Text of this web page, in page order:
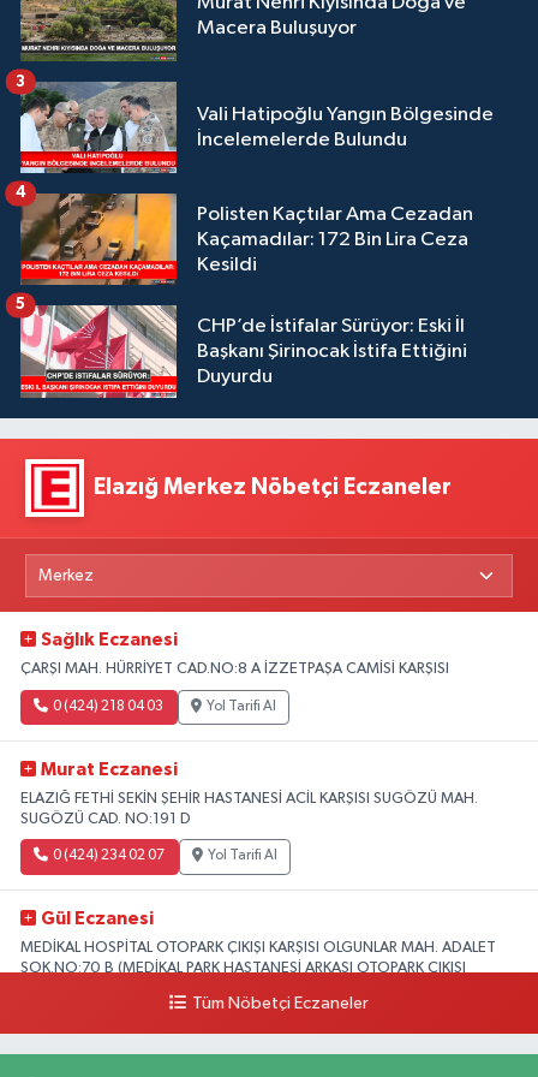
Macera Buluşuyor
Vali Hatipoğlu Yangın Bölgesinde
İncelemelerde Bulundu
3
Polisten Kaçtılar Ama Cezadan
Kaçamadılar: 172 Bin Lira Ceza
Kesildi
4
CHP’de İstifalar Sürüyor: Eski İl
Başkanı Şirinocak İstifa Ettiğini
Duyurdu
5
Elazığ Merkez Nöbetçi Eczaneler
Sağlık Eczanesi
ÇARŞI MAH. HÜRRİYET CAD.NO:8 A İZZETPAŞA CAMİSİ KARŞISI
0 (424) 218 04 03 Yol Tarifi Al
Murat Eczanesi
ELAZIĞ FETHİ SEKİN ŞEHİR HASTANESİ ACİL KARŞISI SUGÖZÜ MAH.
SUGÖZÜ CAD. NO:191 D
0 (424) 234 02 07 Yol Tarifi Al
Gül Eczanesi
MEDİKAL HOSPİTAL OTOPARK ÇIKIŞI KARŞISI OLGUNLAR MAH. ADALET
SOK.NO:70 B (MEDİKAL PARK HASTANESİ ARKASI OTOPARK ÇIKIŞI
Tüm Nöbetçi Eczaneler